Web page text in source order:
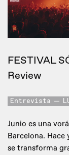
FESTIVAL
Review
Entrevista
Junio es una
Barcelona.
se transforma